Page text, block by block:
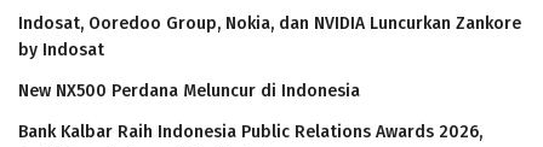
Indosat, Ooredoo Group, Nokia, dan NVIDIA Luncurkan Zankore
by Indosat
New NX500 Perdana Meluncur di Indonesia
Bank Kalbar Raih Indonesia Public Relations Awards 2026,